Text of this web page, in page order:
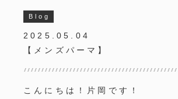
Blog
2025.05.04
【メンズパーマ】
こんにちは！片岡です！